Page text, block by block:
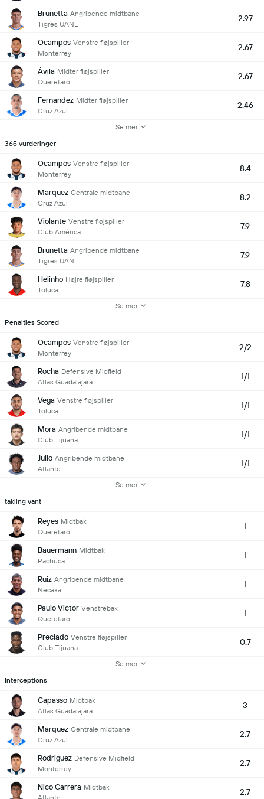
Brunetta Angribende midtbane
Tigres UANL
2.97
Ocampos Venstre fløjspiller
Monterrey
2.67
Ávila Midter fløjspiller
Queretaro
2.67
Fernandez Midter fløjspiller
Cruz Azul
2.46
Se mer
365 vurderinger
Ocampos Venstre fløjspiller
Monterrey
8.4
Marquez Centrale midtbane
Cruz Azul
8.2
Violante Venstre fløjspiller
Club América
7.9
Brunetta Angribende midtbane
Tigres UANL
7.9
Helinho Højre fløjspiller
Toluca
7.8
Se mer
Penalties Scored
Ocampos Venstre fløjspiller
Monterrey
2/2
Rocha Defensive Midfield
Atlas Guadalajara
1/1
Vega Venstre fløjspiller
Toluca
1/1
Mora Angribende midtbane
Club Tijuana
1/1
Julio Angribende midtbane
Atlante
1/1
Se mer
takling vant
Reyes Midtbak
Queretaro
1
Bauermann Midtbak
Pachuca
1
Ruiz Angribende midtbane
Necaxa
1
Paulo Victor Venstrebak
Queretaro
1
Preciado Venstre fløjspiller
Club Tijuana
0.7
Se mer
Interceptions
Capasso Midtbak
Atlas Guadalajara
3
Marquez Centrale midtbane
Cruz Azul
2.7
Rodriguez Defensive Midfield
Monterrey
2.7
Nico Carrera Midtbak
2.7